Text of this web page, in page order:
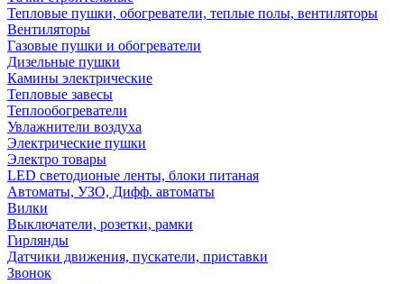
Тепловые пушки, обогреватели, теплые полы, вентиляторы
Вентиляторы
Газовые пушки и обогреватели
Дизельные пушки
Камины электрические
Тепловые завесы
Теплообогреватели
Увлажнители воздуха
Электрические пушки
Электро товары
LED светодионые ленты, блоки питаная
Автоматы, УЗО, Дифф. автоматы
Вилки
Выключатели, розетки, рамки
Гирлянды
Датчики движения, пускатели, приставки
Звонок